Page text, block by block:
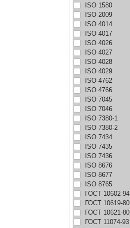
ISO 1580
ISO 2009
ISO 4014
ISO 4017
ISO 4026
ISO 4027
ISO 4028
ISO 4029
ISO 4762
ISO 4766
ISO 7045
ISO 7046
ISO 7380-1
ISO 7380-2
ISO 7434
ISO 7435
ISO 7436
ISO 8676
ISO 8677
ISO 8765
ГОСТ 10602-94
ГОСТ 10619-80
ГОСТ 10621-80
ГОСТ 11074-93